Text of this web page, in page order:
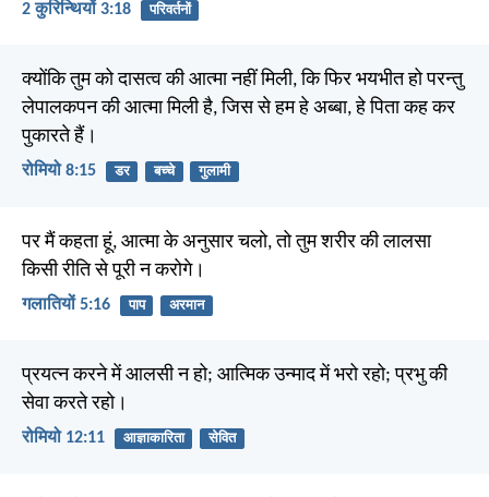
2 कुरिन्थियों 3:18 परिवर्तनों
क्योंकि तुम को दासत्व की आत्मा नहीं मिली, कि फिर भयभीत हो परन्तु
लेपालकपन की आत्मा मिली है, जिस से हम हे अब्बा, हे पिता कह कर
पुकारते हैं।
रोमियो 8:15 डर बच्चे गुलामी
पर मैं कहता हूं, आत्मा के अनुसार चलो, तो तुम शरीर की लालसा
किसी रीति से पूरी न करोगे।
गलातियों 5:16 पाप अरमान
प्रयत्न करने में आलसी न हो; आत्मिक उन्माद में भरो रहो; प्रभु की
सेवा करते रहो।
रोमियो 12:11 आज्ञाकारिता सेवित